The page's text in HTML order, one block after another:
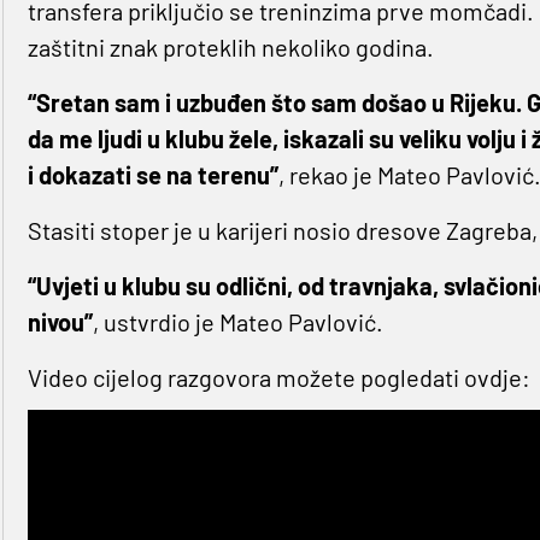
transfera priključio se treninzima prve
zaštitni znak proteklih nekoliko godina.
“Sretan sam i uzbuđen što sam došao u
da me ljudi u klubu žele, iskazali su veliku volju
i dokazati se na terenu”, rekao je Mateo Pavlović.
Stasiti stoper je u karijeri nosio dresove
“Uvjeti u klubu su odlični, od travnjaka,
nivou”, ustvrdio je Mateo Pavlović.
Video cijelog razgovora možete pogledati ovdje: